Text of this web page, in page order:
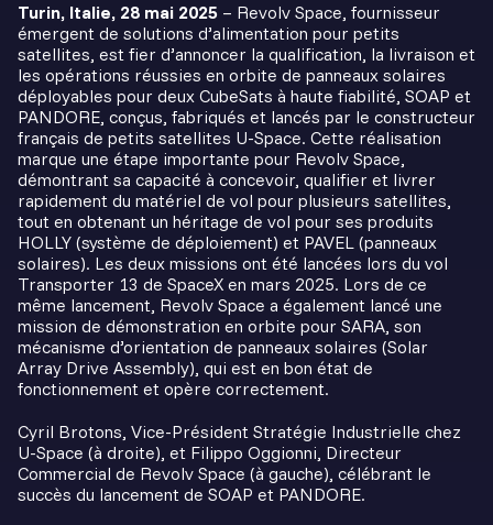
Turin, Italie, 28 mai 2025 – Revolv Space, fournisseur
émergent de solutions d’alimentation pour petits
satellites, est fier d’annoncer la qualification, la livraison et
les opérations réussies en orbite de panneaux solaires
déployables pour deux CubeSats à haute fiabilité, SOAP et
PANDORE, conçus, fabriqués et lancés par le constructeur
français de petits satellites U-Space. Cette réalisation
marque une étape importante pour Revolv Space,
démontrant sa capacité à concevoir, qualifier et livrer
rapidement du matériel de vol pour plusieurs satellites,
tout en obtenant un héritage de vol pour ses produits
HOLLY (système de déploiement) et PAVEL (panneaux
solaires). Les deux missions ont été lancées lors du vol
Transporter 13 de SpaceX en mars 2025. Lors de ce
même lancement, Revolv Space a également lancé une
mission de démonstration en orbite pour SARA, son
mécanisme d’orientation de panneaux solaires (Solar
Array Drive Assembly), qui est en bon état de
fonctionnement et opère correctement.
Cyril Brotons, Vice-Président Stratégie Industrielle chez
U-Space (à droite), et Filippo Oggionni, Directeur
Commercial de Revolv Space (à gauche), célébrant le
succès du lancement de SOAP et PANDORE.